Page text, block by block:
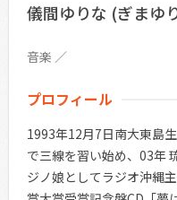
儀間ゆりな (ぎまゆ
音楽
プロフィール
1993年12月7日南大東島
で三線を習い始め、03年
ジノ娘としてラジオ沖縄